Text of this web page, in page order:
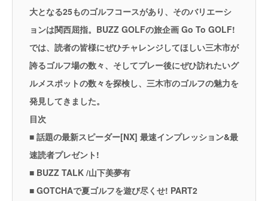
大となる25ものゴルフコースがあり、そのバリエーシ
ョンは関西屈指。BUZZ GOLFの旅企画 Go To GOLF!
では、読者の皆様にぜひチャレンジしてほしい三木市が
誇るゴルフ場の数々、そしてプレー後にぜひ訪れたいグ
ルメスポットの数々を探検し、三木市のゴルフの魅力を
発見してきました。
目次
■ 話題の最新スピーダー[NX] 最速インプレッション&最
速読者プレゼント!
■ BUZZ TALK /山下美夢有
■ GOTCHAで夏ゴルフを遊び尽くせ! PART2